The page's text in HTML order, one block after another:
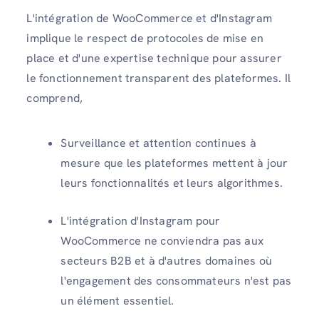
L'intégration de WooCommerce et d'Instagram
implique le respect de protocoles de mise en
place et d'une expertise technique pour assurer
le fonctionnement transparent des plateformes. Il
comprend,
Surveillance et attention continues à
mesure que les plateformes mettent à jour
leurs fonctionnalités et leurs algorithmes.
L'intégration d'Instagram pour
WooCommerce ne conviendra pas aux
secteurs B2B et à d'autres domaines où
l'engagement des consommateurs n'est pas
un élément essentiel.